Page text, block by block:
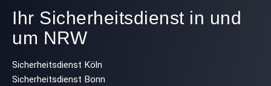
Ihr Sicherheitsdienst in und
um NRW
Sicherheitsdienst Köln
Sicherheitsdienst Bonn